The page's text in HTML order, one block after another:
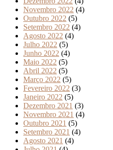
Novembro 2022 (4)
Outubro 2022 (5)
Setembro 2022 (4)
Agosto 2022 (4)
Julho 2022 (5)
Junho 2022 (4)
Maio 2022 (5)
Abril 2022 (5)
Março 2022 (5)
Fevereiro 2022 (3)
Janeiro 2022 (5)
Dezembro 2021 (3)
Novembro 2021 (4)
Outubro 2021 (5)
Setembro 2021 (4)
Agosto 2021 (4)